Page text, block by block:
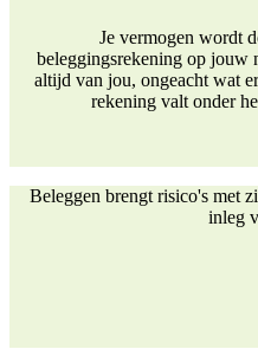
Je vermogen wordt
beleggingsrekening op jouw
altijd van jou, ongeacht wat
rekening valt onder
Beleggen brengt risico's met
inleg